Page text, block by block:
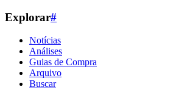
Explorar#
Notícias
Análises
Guias de Compra
Arquivo
Buscar